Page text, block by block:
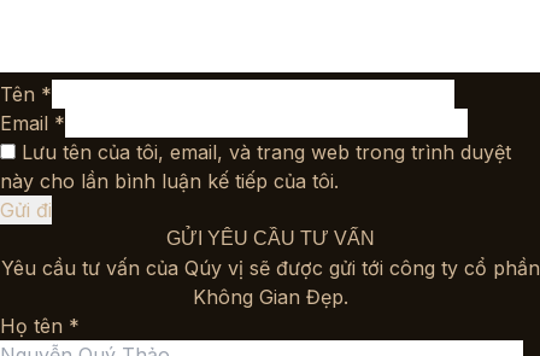
Tên *
Email *
Lưu tên của tôi, email, và trang web trong trình duyệt
này cho lần bình luận kế tiếp của tôi.
GỬI YÊU CẦU TƯ VẤN
Yêu cầu tư vấn của Qúy vị sẽ được gửi tới công ty cổ phần
Không Gian Đẹp.
Họ tên *